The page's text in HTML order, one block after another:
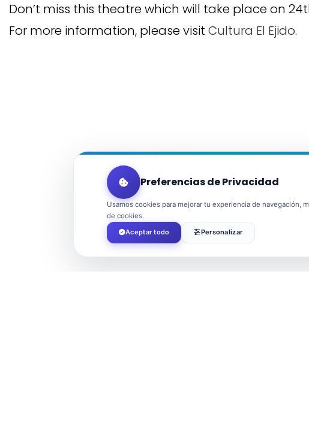
Don’t miss this theatre which will take place on
For more information, please visit Cultura El Ejido.
Preferencias de Privacidad
Usamos cookies para mejorar tu experiencia de navegación,
de cookies.
Aceptar todo
Personalizar